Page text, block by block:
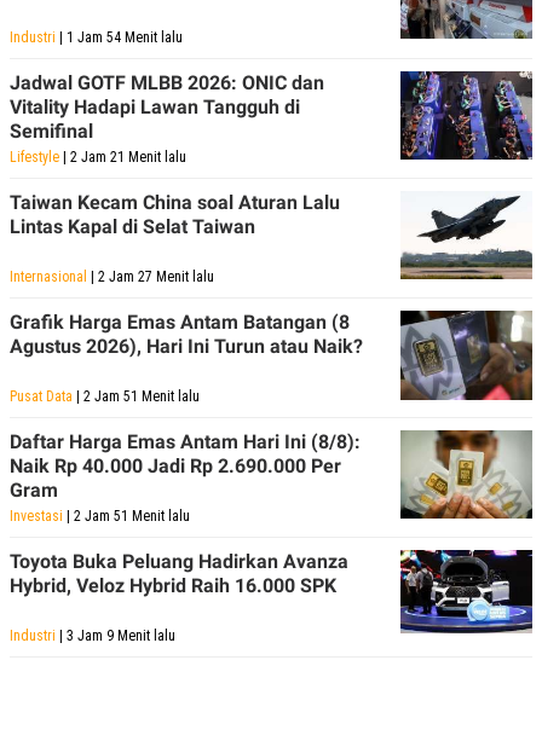
Industri | 1 Jam 54 Menit lalu
Jadwal GOTF MLBB 2026: ONIC dan
Vitality Hadapi Lawan Tangguh di
Semifinal
Lifestyle | 2 Jam 21 Menit lalu
Taiwan Kecam China soal Aturan Lalu
Lintas Kapal di Selat Taiwan
Internasional | 2 Jam 27 Menit lalu
Grafik Harga Emas Antam Batangan (8
Agustus 2026), Hari Ini Turun atau Naik?
Pusat Data | 2 Jam 51 Menit lalu
Daftar Harga Emas Antam Hari Ini (8/8):
Naik Rp 40.000 Jadi Rp 2.690.000 Per
Gram
Investasi | 2 Jam 51 Menit lalu
Toyota Buka Peluang Hadirkan Avanza
Hybrid, Veloz Hybrid Raih 16.000 SPK
Industri | 3 Jam 9 Menit lalu